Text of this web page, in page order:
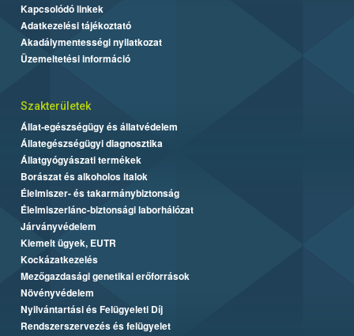
Kapcsolódó linkek
Adatkezelési tájékoztató
Akadálymentességi nyilatkozat
Üzemeltetési információ
Szakterületek
Állat-egészségügy és állatvédelem
Állategészségügyi diagnosztika
Állatgyógyászati termékek
Borászat és alkoholos italok
Élelmiszer- és takarmánybiztonság
Élelmiszerlánc-biztonsági laborhálózat
Járványvédelem
Kiemelt ügyek, EUTR
Kockázatkezelés
Mezőgazdasági genetikai erőforrások
Növényvédelem
Nyilvántartási és Felügyeleti Díj
Rendszerszervezés és felügyelet